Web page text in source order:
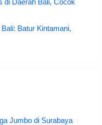
di Daerah Bali, Cocok
Batur Kintamani,
Jumbo di Surabaya